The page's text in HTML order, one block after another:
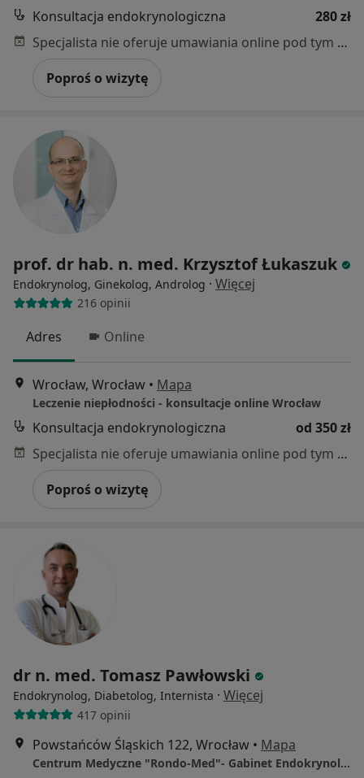
Konsultacja endokrynologiczna
280 zł
Specjalista nie oferuje umawiania online pod tym adresem.
Poproś o wizytę
prof. dr hab. n. med. Krzysztof Łukaszuk
Endokrynolog, Ginekolog, Androlog · Więcej
216 opinii
Adres Online
Wrocław, Wrocław • Mapa
Leczenie niepłodności - konsultacje online Wrocław
Konsultacja endokrynologiczna
od 350 zł
Specjalista nie oferuje umawiania online pod tym adresem.
Poproś o wizytę
dr n. med. Tomasz Pawłowski
Endokrynolog, Diabetolog, Internista · Więcej
417 opinii
Powstańców Śląskich 122, Wrocław • Mapa
Centrum Medyczne "Rondo-Med"- Gabinet Endokrynologiczny, Diabetologiczny